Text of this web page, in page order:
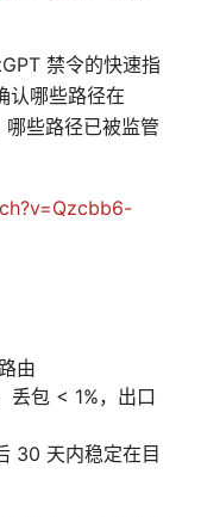
禁令的快速指
认哪些路径在
些路径已被监管
由
包 < 1%，出口
30 天内稳定在目